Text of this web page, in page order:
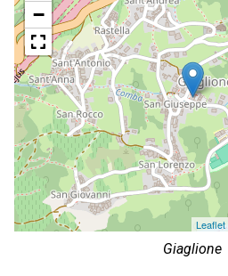
−
Leaflet
Giaglione